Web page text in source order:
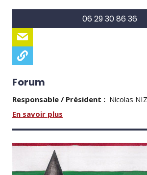
06 29 30 86 36
Forum
Responsable / Président : Nicolas
En savoir plus